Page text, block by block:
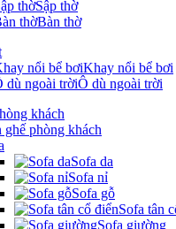
Sập thờ
Bàn thờ
Khay nổi bể bơi
Ô dù ngoài trời
khách
ghế phòng khách
Sofa da
Sofa nỉ
Sofa gỗ
Sofa tân
Sofa giường